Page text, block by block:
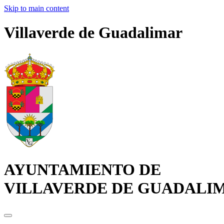
Skip to main content
Villaverde de Guadalimar
AYUNTAMIENTO DE
VILLAVERDE DE